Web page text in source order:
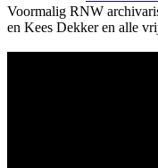
Voormalig RNW
en Kees Dekker en alle